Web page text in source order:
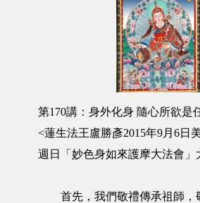
第170講：身外化身 隨心所欲是
<蓮生法王盧勝彥2015年9月6日
週日「妙色身如來護摩大法會」
首先，我們敬禮傳承祖師，